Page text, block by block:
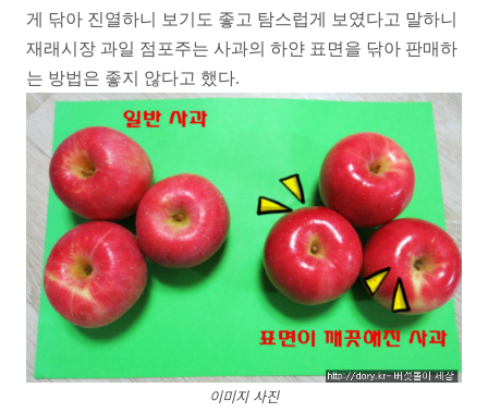
게 닦아 진열하니 보기도 좋고 탐스럽게 보였다고 말하니
재래시장 과일 점포주는 사과의 하얀 표면을 닦아 판매하
는 방법은 좋지 않다고 했다.
이미지 사진